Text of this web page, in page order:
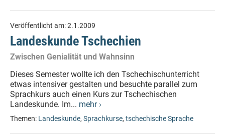
Veröffentlicht am:2.1.2009
Landeskunde Tschechien
Zwischen Genialität und Wahnsinn
Dieses Semester wollte ich den Tschechischunterricht
etwas intensiver gestalten und besuchte parallel zum
Sprachkurs auch einen Kurs zur Tschechischen
Landeskunde. Im... mehr ›
Themen: Landeskunde, Sprachkurse, tschechische Sprache